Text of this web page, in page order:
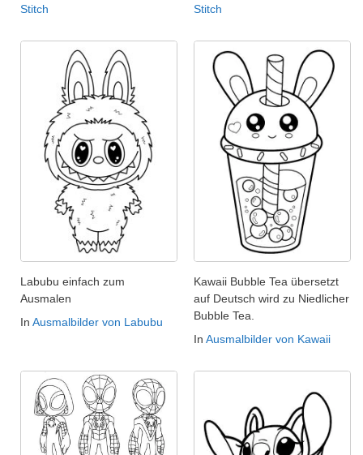
Stitch
Stitch
Labubu einfach zum
Ausmalen
In Ausmalbilder von Labubu
Kawaii Bubble Tea übersetzt
auf Deutsch wird zu Niedlicher
Bubble Tea.
In Ausmalbilder von Kawaii